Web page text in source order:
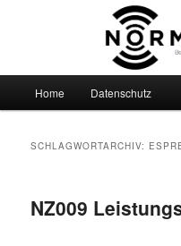
Normalzeit
Boulevardesque
Home Datenschutz
SCHLAGWORTARCHIV:
NZ009